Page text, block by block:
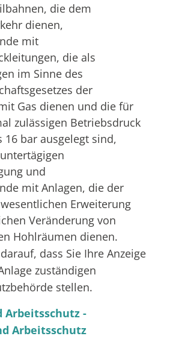
die dem
dienen,
mit
die als
im Sinne des
der
Gas dienen und die für
zulässigen Betriebsdruck
16 bar ausgelegt sind,
und
mit Anlagen, die der
Erweiterung
Veränderung von
Hohlräumen dienen.
dass Sie Ihre Anzeige
zuständigen
stellen.
Arbeitsschutz -
Arbeitsschutz